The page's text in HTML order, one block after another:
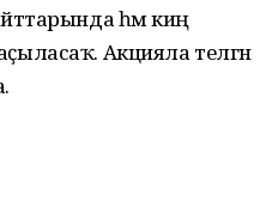
һәм киң
Акцияла теләгән